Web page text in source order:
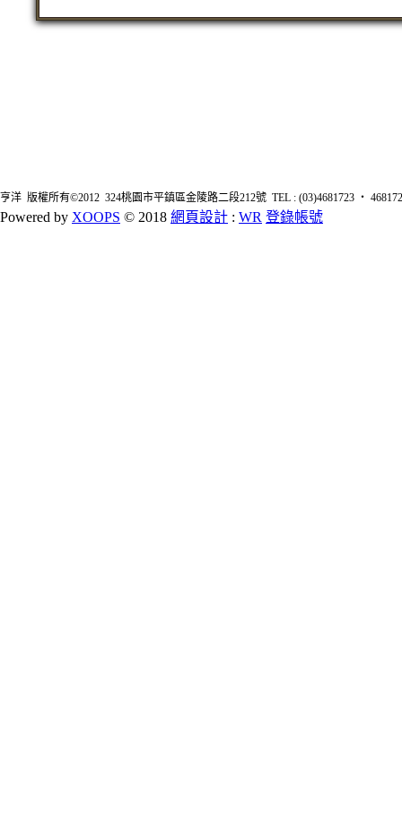
亨洋 版權所有©2012 324桃園市平鎮區金陵路二段212號 TEL : (03)4681723 ‧
Powered by XOOPS © 2018 網頁設計 : WR 登錄帳號